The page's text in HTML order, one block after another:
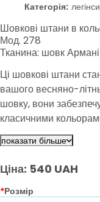
Категорія:
Шовкові штани в
Мод. 278
Тканина: шовк Армані
Ці шовкові штани
вашого весняно-
шовку, вони
класичними
ніжний відтінок
підходять для будь-
святкового виходу.
показати більше
Ціна: 540 UAH
*Розмір